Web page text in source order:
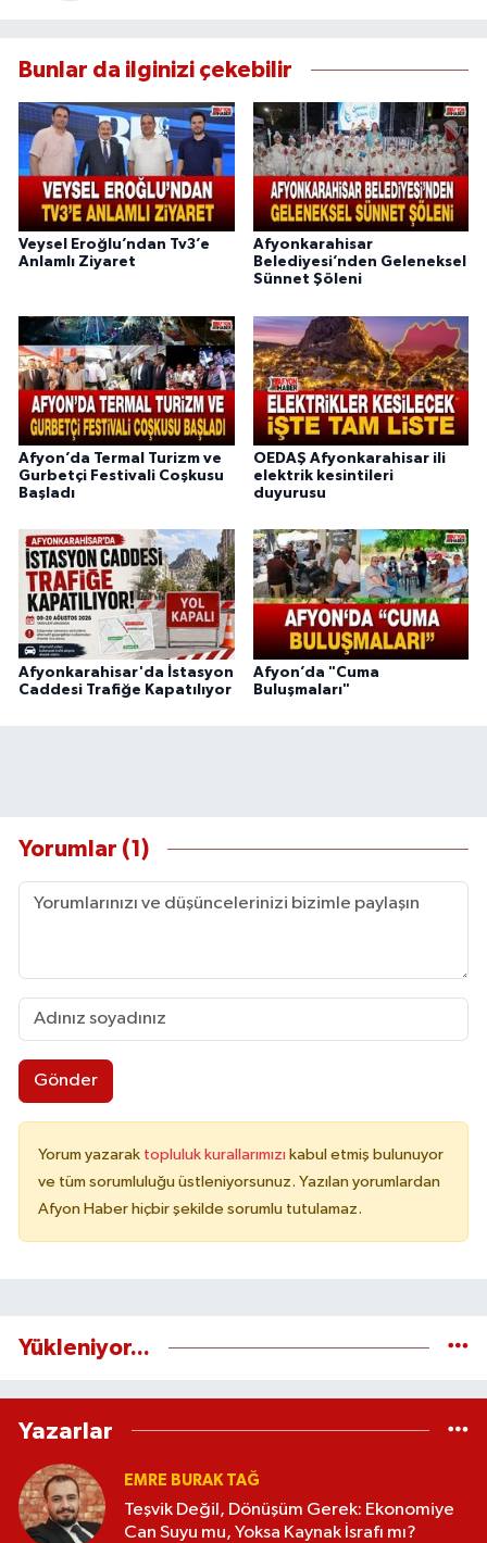
Bunlar da ilginizi çekebilir
Veysel Eroğlu’ndan Tv3’e
Anlamlı Ziyaret
Afyonkarahisar
Belediyesi’nden Geleneksel
Sünnet Şöleni
Afyon’da Termal Turizm ve
Gurbetçi Festivali Coşkusu
Başladı
OEDAŞ Afyonkarahisar ili
elektrik kesintileri
duyurusu
Afyonkarahisar'da İstasyon
Caddesi Trafiğe Kapatılıyor
Afyon’da "Cuma
Buluşmaları"
Yorumlar (1)
Gönder
Yorum yazarak topluluk kurallarımızı kabul etmiş bulunuyor
ve tüm sorumluluğu üstleniyorsunuz. Yazılan yorumlardan
Afyon Haber hiçbir şekilde sorumlu tutulamaz.
Yükleniyor...
Yazarlar
EMRE BURAK TAĞ
Teşvik Değil, Dönüşüm Gerek: Ekonomiye
Can Suyu mu, Yoksa Kaynak İsrafı mı?